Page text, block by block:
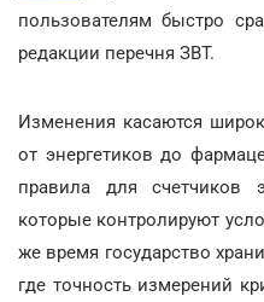
пользователям быстро
редакции перечня ЗВТ.
Изменения касаются
от энергетиков до
правила для счетчиков
которые контролируют
же время государство
где точность измерений